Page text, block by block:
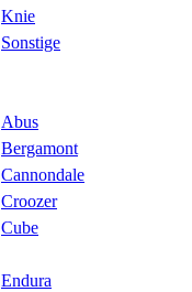
Knie
Sonstige
Abus
Bergamont
Cannondale
Croozer
Cube
Endura